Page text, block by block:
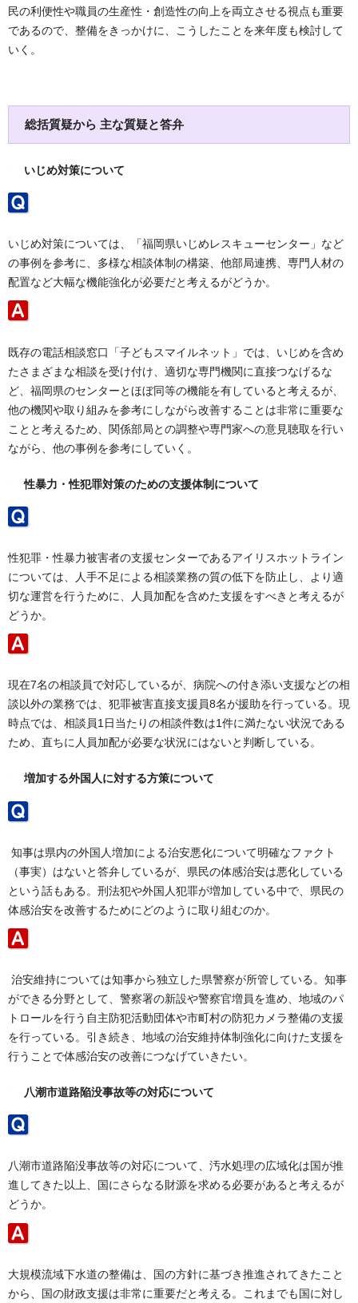
民の利便性や職員の生産性・創造性の向上を両立させる視点も重要
であるので、整備をきっかけに、こうしたことを来年度も検討して
いく。
総括質疑から 主な質疑と答弁
いじめ対策について
いじめ対策については、「福岡県いじめレスキューセンター」など
の事例を参考に、多様な相談体制の構築、他部局連携、専門人材の
配置など大幅な機能強化が必要だと考えるがどうか。
既存の電話相談窓口「子どもスマイルネット」では、いじめを含め
たさまざまな相談を受け付け、適切な専門機関に直接つなげるな
ど、福岡県のセンターとほぼ同等の機能を有していると考えるが、
他の機関や取り組みを参考にしながら改善することは非常に重要な
ことと考えるため、関係部局との調整や専門家への意見聴取を行い
ながら、他の事例を参考にしていく。
性暴力・性犯罪対策のための支援体制について
性犯罪・性暴力被害者の支援センターであるアイリスホットライン
については、人手不足による相談業務の質の低下を防止し、より適
切な運営を行うために、人員加配を含めた支援をすべきと考えるが
どうか。
現在7名の相談員で対応しているが、病院への付き添い支援などの相
談以外の業務では、犯罪被害直接支援員8名が援助を行っている。現
時点では、相談員1日当たりの相談件数は1件に満たない状況である
ため、直ちに人員加配が必要な状況にはないと判断している。
増加する外国人に対する方策について
知事は県内の外国人増加による治安悪化について明確なファクト
（事実）はないと答弁しているが、県民の体感治安は悪化している
という話もある。刑法犯や外国人犯罪が増加している中で、県民の
体感治安を改善するためにどのように取り組むのか。
治安維持については知事から独立した県警察が所管している。知事
ができる分野として、警察署の新設や警察官増員を進め、地域のパ
トロールを行う自主防犯活動団体や市町村の防犯カメラ整備の支援
を行っている。引き続き、地域の治安維持体制強化に向けた支援を
行うことで体感治安の改善につなげていきたい。
八潮市道路陥没事故等の対応について
八潮市道路陥没事故等の対応について、汚水処理の広域化は国が推
進してきた以上、国にさらなる財源を求める必要があると考えるが
どうか。
大規模流域下水道の整備は、国の方針に基づき推進されてきたこと
から、国の財政支援は非常に重要だと考える。これまでも国に対し